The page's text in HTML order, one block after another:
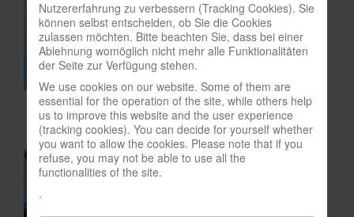
In eigener Sache-On our own behalf
Archivierte Meldungen-News archive
Nutzererfahrung zu verbessern (Tracking Cookies). Sie
können selbst entscheiden, ob Sie die Cookies
zulassen möchten. Bitte beachten Sie, dass bei einer
Ablehnung womöglich nicht mehr alle Funktionalitäten
der Seite zur Verfügung stehen.
We use cookies on our website. Some of them are
essential for the operation of the site, while others help
us to improve this website and the user experience
(tracking cookies). You can decide for yourself whether
you want to allow the cookies. Please note that if you
refuse, you may not be able to use all the
functionalities of the site.
.